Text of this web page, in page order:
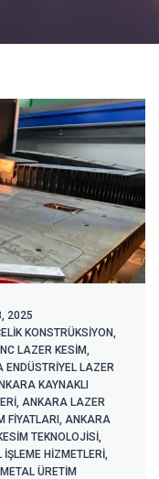
2025
KONSTRÜKSIYON
LAZER KESIM
ENDÜSTRIYEL LAZER
KAYNAKLI
ANKARA LAZER
FIYATLARI ANKARA
TEKNOLOJISI
HIZMETLERI
ÜRETIM